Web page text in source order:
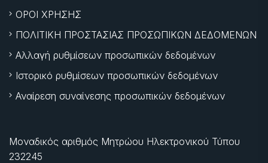
ΟΡΟΙ ΧΡΗΣΗΣ
ΠΟΛΙΤΙΚΗ ΠΡΟΣΤΑΣΙΑΣ ΠΡΟΣΩΠΙΚΩΝ ΔΕΔΟΜΕΝΩΝ
Αλλαγή ρυθμίσεων προσωπικών δεδομένων
Ιστορικό ρυθμίσεων προσωπικών δεδομένων
Αναίρεση συναίνεσης προσωπικών δεδομένων
Μοναδικός αριθμός Μητρώου Ηλεκτρονικού Τύπου
232245